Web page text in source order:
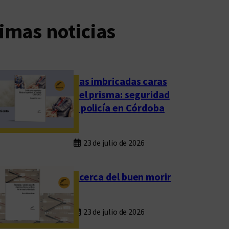
noticias
Las imbricadas caras
del prisma: seguridad
y policía en Córdoba
23 de julio de 2026
Acerca del buen morir
23 de julio de 2026